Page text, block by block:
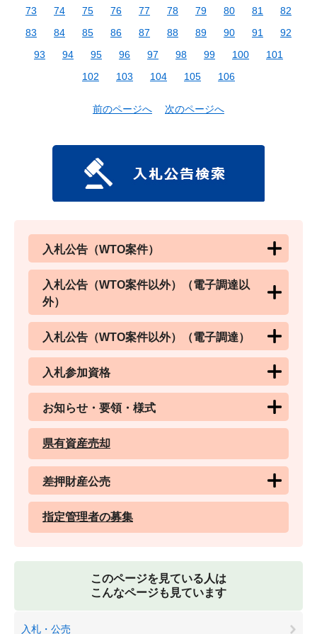
73 74 75 76 77 78 79 80 81
82
83
84 85 86 87 88 89 90 91
92
93
94 95 96 97 98 99 100
101
102
103 104 105 106
前のページへ 次のページへ
入札公告（WTO案件）
入札公告（WTO案件以外）（電子調達以
外）
入札公告（WTO案件以外）（電子調達）
入札参加資格
お知らせ・要領・様式
県有資産売却
差押財産公売
指定管理者の募集
このページを見ている人は
こんなページも見ています
入札・公売